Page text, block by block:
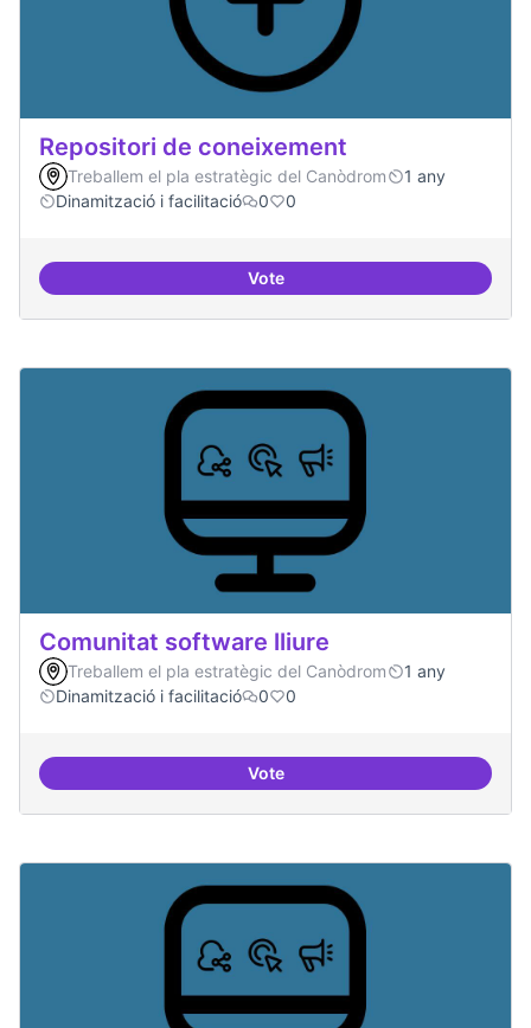
Repositori de coneixement
Treballem el pla estratègic del Canòdrom
1 any
Dinamització i facilitació
0 0
VoteRepositori de coneixement
Comunitat software lliure
Treballem el pla estratègic del Canòdrom
1 any
Dinamització i facilitació
0 0
VoteComunitat software lliure